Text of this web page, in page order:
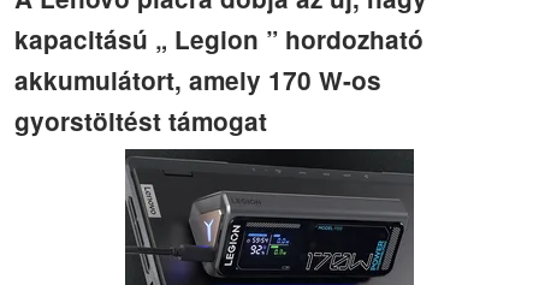
kapacitású „ Legion ” hordozható
akkumulátort, amely 170 W-os
gyorstöltést támogat